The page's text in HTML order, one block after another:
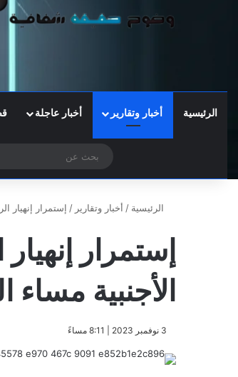
الرئيسية أخبار وتقارير أخبار عاجلة
الوضع المظلم
الرئيسية / أخبار وتقارير / إستمرار إنهيار
إستمرار
الأجنبية مساء
​3 نوفمبر 2023 | 8:11 مساءً